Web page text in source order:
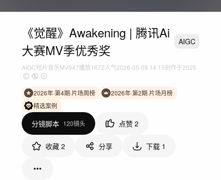
《觉醒》Awakening | 腾讯Ai
大赛MV季优秀奖
AIGC
AIGC短片音乐MV947播放1672人气2026-05-08 14:15创作于2025
2026年·第4期·片场周榜
2026年·第2期·片场月榜
精选案例
分镜脚本 120镜头 点赞 2
收藏 2 分享 下载 1